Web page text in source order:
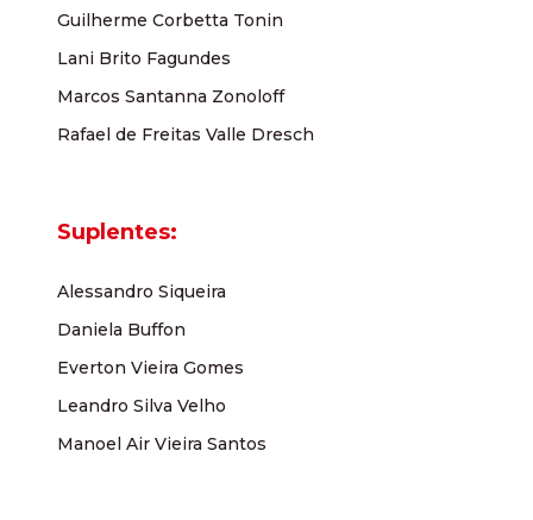
Guilherme Corbetta Tonin
Lani Brito Fagundes
Marcos Santanna Zonoloff
Rafael de Freitas Valle Dresch
Suplentes:
Alessandro Siqueira
Daniela Buffon
Everton Vieira Gomes
Leandro Silva Velho
Manoel Air Vieira Santos